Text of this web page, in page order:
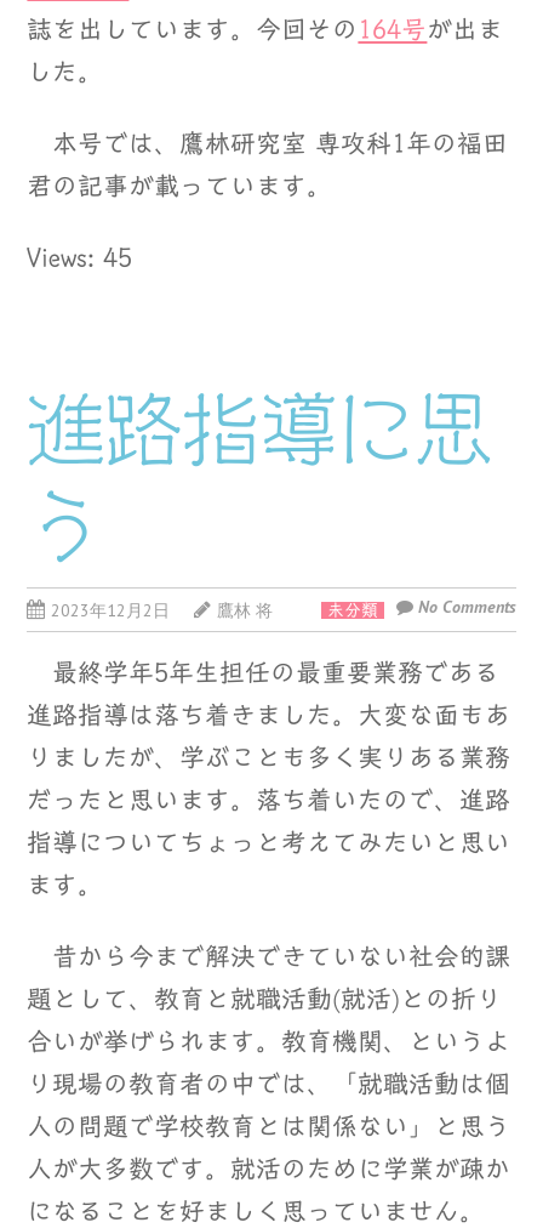
誌を出しています。今回その 164号 が出ま
した。
本号では、鷹林研究室 専攻科1年の福田
君の記事が載っています。
Views: 45
進路指導に思
う
2023年12月2日 鷹林 将 未分類 No Comments
最終学年5年生担任の最重要業務である
進路指導は落ち着きました。大変な面もあ
りましたが、学ぶことも多く実りある業務
だったと思います。落ち着いたので、進路
指導についてちょっと考えてみたいと思い
ます。
昔から今まで解決できていない社会的課
題として、教育と就職活動(就活)との折り
合いが挙げられます。教育機関、というよ
り現場の教育者の中では、「就職活動は個
人の問題で学校教育とは関係ない」と思う
人が大多数です。就活のために学業が疎か
になることを好ましく思っていません。